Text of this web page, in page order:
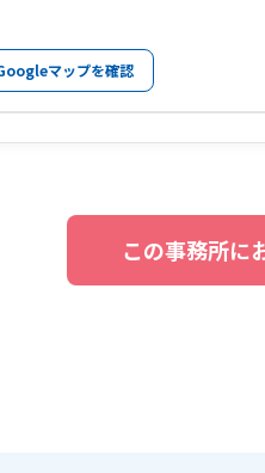
マップを確認
この事務所に